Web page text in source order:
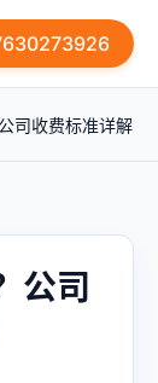
司收费标准详解
公司